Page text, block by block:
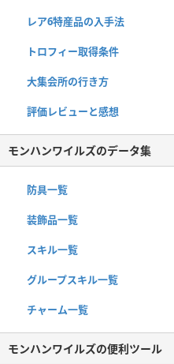
レア6特産品の入手法
トロフィー取得条件
大集会所の行き方
評価レビューと感想
モンハンワイルズのデータ集
防具一覧
装飾品一覧
スキル一覧
グループスキル一覧
チャーム一覧
モンハンワイルズの便利ツール